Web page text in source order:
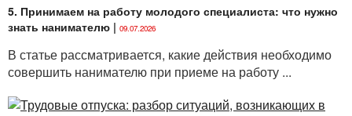
5. Принимаем на работу молодого специалиста: что нужно
знать нанимателю | 09.07.2026
В статье рассматривается, какие действия необходимо
совершить нанимателю при приеме на работу ...